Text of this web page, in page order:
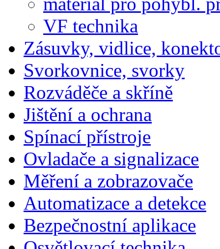
VF technika
Zásuvky, vidlice,
Svorkovnice, svorky
Rozváděče a skříně
Jištění a ochrana
Spínací přístroje
Ovladače a signalizace
Měření a zobrazovače
Automatizace a detekce
Bezpečnostní aplikace